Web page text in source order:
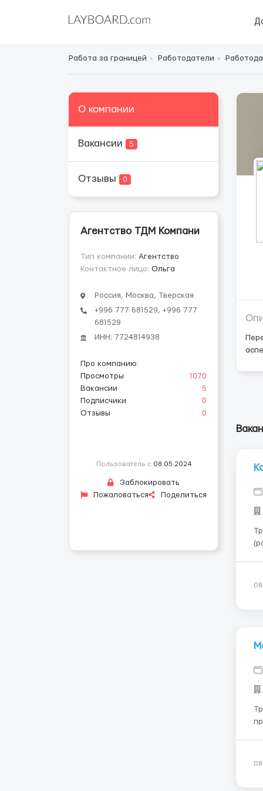
Работа за границей Работодатели
О компании
Вакансии 5
Отзывы 0
Агентство ТДМ Компани
Тип компании: Агентство
Контактное лицо: Ольга
Россия, Москва, Тверская
+996 777 681529, +996 777
681529
ИНН: 7724814938
Про компанию:
Просмотры
1070
Вакансии
5
Подписчики
0
Отзывы
0
Пользователь с 08.05.2024
Заблокировать
Пожаловаться
Поделиться